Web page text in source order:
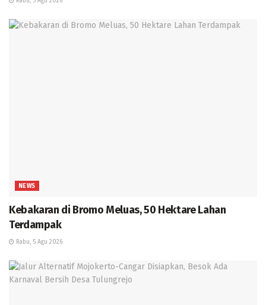
NEWS
Kebakaran di Bromo Meluas, 50 Hektare Lahan
Terdampak
Rabu, 5 Agu 2026